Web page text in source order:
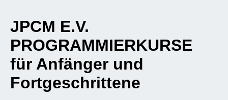
JPCM E.V.
PROGRAMMIERKURSE
für Anfänger und
Fortgeschrittene